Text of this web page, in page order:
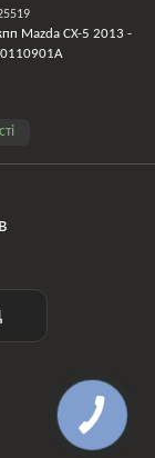
Mazda CX-5 2013 -